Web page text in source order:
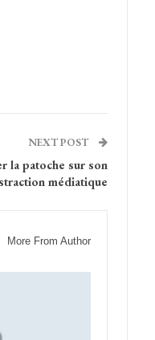
NEXT POST
la patoche sur son
médiatique
More From Author